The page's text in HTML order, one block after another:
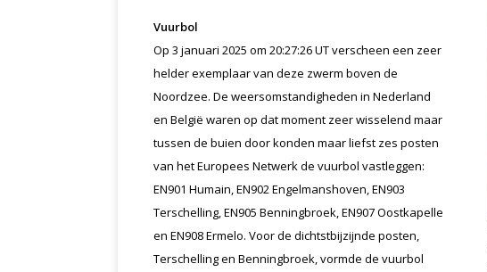
Vuurbol
Op 3 januari 2025 om 20:27:26 UT verscheen een zeer
helder exemplaar van deze zwerm boven de
Noordzee. De weersomstandigheden in Nederland
en België waren op dat moment zeer wisselend maar
tussen de buien door konden maar liefst zes posten
van het Europees Netwerk de vuurbol vastleggen:
EN901 Humain, EN902 Engelmanshoven, EN903
Terschelling, EN905 Benningbroek, EN907 Oostkapelle
en EN908 Ermelo. Voor de dichtstbijzijnde posten,
Terschelling en Benningbroek, vormde de vuurbol